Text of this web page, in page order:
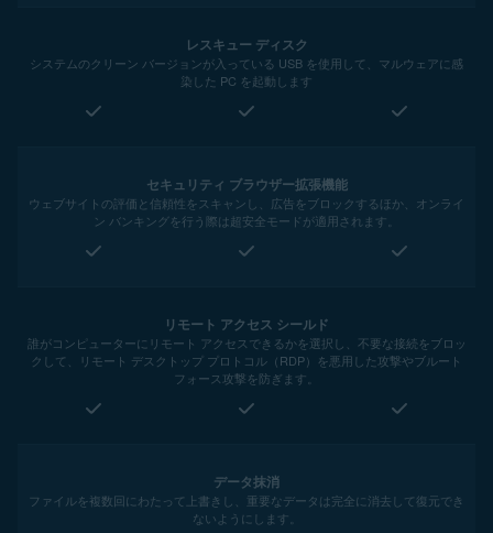
レスキュー ディスク
システムのクリーン バージョンが入っている USB を使用して、マルウェアに感
染した PC を起動します
セキュリティ ブラウザー拡張機能
ウェブサイトの評価と信頼性をスキャンし、広告をブロックするほか、オンライ
ン バンキングを行う際は超安全モードが適用されます。
リモート アクセス シールド
誰がコンピューターにリモート アクセスできるかを選択し、不要な接続をブロッ
クして、リモート デスクトップ プロトコル（RDP）を悪用した攻撃やブルート
フォース攻撃を防ぎます。
データ抹消
ファイルを複数回にわたって上書きし、重要なデータは完全に消去して復元でき
ないようにします。